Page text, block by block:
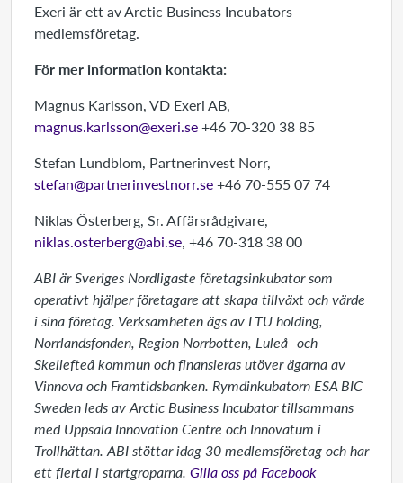
Exeri är ett av Arctic Business Incubators
medlemsföretag.
För mer information kontakta:
Magnus Karlsson, VD Exeri AB,
magnus.karlsson@exeri.se+46 70-320 38 85
Stefan Lundblom, Partnerinvest Norr,
stefan@partnerinvestnorr.se+46 70-555 07 74
Niklas Österberg, Sr. Affärsrådgivare,
niklas.osterberg@abi.se, +46 70-318 38 00
ABI är Sveriges Nordligaste företagsinkubator som
operativt hjälper företagare att skapa tillväxt och värde
i sina företag. Verksamheten ägs av LTU holding,
Norrlandsfonden, Region Norrbotten, Luleå- och
Skellefteå kommun och finansieras utöver ägarna av
Vinnova och Framtidsbanken. Rymdinkubatorn ESA BIC
Sweden leds av Arctic Business Incubator tillsammans
med Uppsala Innovation Centre och Innovatum i
Trollhättan.ABI stöttar idag 30 medlemsföretag och har
ett flertal i startgroparna. Gilla oss på Facebook